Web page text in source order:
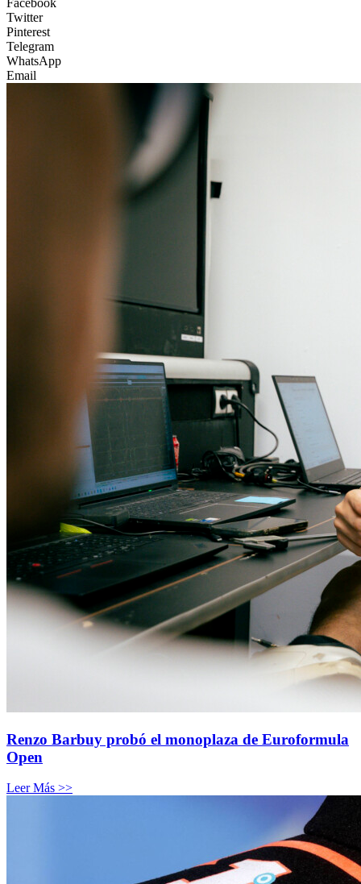
Twitter
Pinterest
Telegram
WhatsApp
Email
Renzo Barbuy probó el monoplaza de Euroformula
Open
Leer Más >>